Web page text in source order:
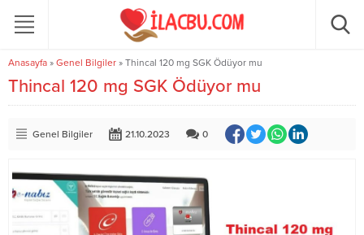
Anasayfa » Genel Bilgiler » Thincal 120 mg SGK Ödüyor mu
Thincal 120 mg SGK Ödüyor mu
Genel Bilgiler 21.10.2023 0